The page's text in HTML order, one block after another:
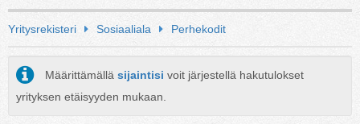
Yritysrekisteri Sosiaaliala Perhekodit
Määrittämällä sijaintisi voit järjestellä hakutulokset
yrityksen etäisyyden mukaan.